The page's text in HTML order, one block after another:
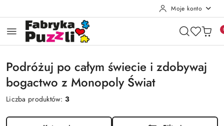
Moje konto
Podróżuj po całym świecie i zdobywaj
bogactwo z Monopoly Świat
Liczba produktów:3